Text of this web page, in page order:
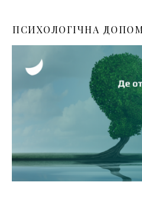
ПСИХОЛОГІЧНА